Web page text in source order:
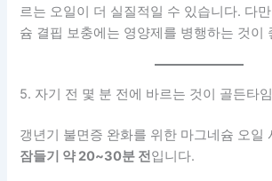
르는 오일이 더 실질적일 수 있습니다. 다
슘 결핍 보충에는 영양제를 병행하는 것이
5. 자기 전 몇 분 전에 바르는 것이 골든타
갱년기 불면증 완화를 위한 마그네슘 오일
잠들기 약 20~30분 전입니다.